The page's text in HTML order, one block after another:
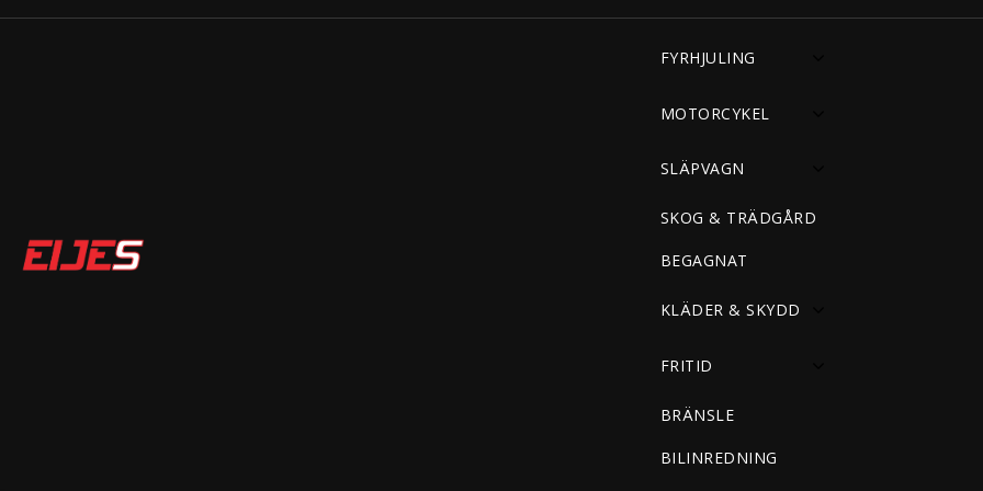
FYRHJULING
MOTORCYKEL
SLÄPVAGN
SKOG & TRÄDGÅRD
BEGAGNAT
KLÄDER & SKYDD
FRITID
BRÄNSLE
BILINREDNING